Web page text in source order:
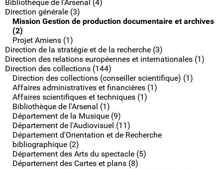
Bibliothèque de l'Arsenal (4)
Direction générale (3)
Mission Gestion de production documentaire et archives
(2)
Projet Amiens (1)
Direction de la stratégie et de la recherche (3)
Direction des relations européennes et internationales (1)
Direction des collections (144)
Direction des collections (conseiller scientifique) (1)
Affaires administratives et financières (1)
Affaires scientifiques et techniques (1)
Bibliothèque de l'Arsenal (1)
Département de la Musique (9)
Département de l'Audiovisuel (11)
Département d'Orientation et de Recherche
bibliographique (2)
Département des Arts du spectacle (5)
Département des Cartes et plans (8)